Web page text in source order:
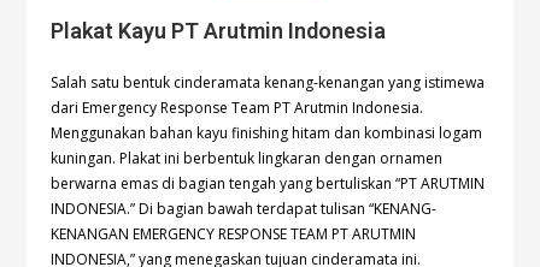
Plakat Kayu PT Arutmin Indonesia
Salah satu bentuk cinderamata kenang-kenangan yang istimewa
dari Emergency Response Team PT Arutmin Indonesia.
Menggunakan bahan kayu finishing hitam dan kombinasi logam
kuningan. Plakat ini berbentuk lingkaran dengan ornamen
berwarna emas di bagian tengah yang bertuliskan “PT ARUTMIN
INDONESIA.” Di bagian bawah terdapat tulisan “KENANG-
KENANGAN EMERGENCY RESPONSE TEAM PT ARUTMIN
INDONESIA,” yang menegaskan tujuan cinderamata ini.